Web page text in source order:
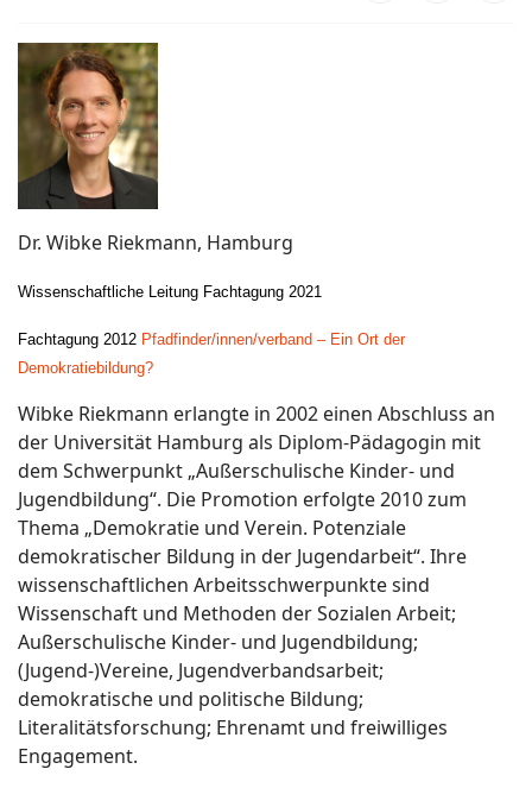
Dr. Wibke Riekmann, Hamburg
Wissenschaftliche Leitung Fachtagung 2021
Fachtagung 2012 Pfadfinder/innen/verband – Ein Ort der
Demokratiebildung?
Wibke Riekmann erlangte in 2002 einen Abschluss an
der Universität Hamburg als Diplom-Pädagogin mit
dem Schwerpunkt „Außerschulische Kinder- und
Jugendbildung“. Die Promotion erfolgte 2010 zum
Thema „Demokratie und Verein. Potenziale
demokratischer Bildung in der Jugendarbeit“. Ihre
wissenschaftlichen Arbeitsschwerpunkte sind
Wissenschaft und Methoden der Sozialen Arbeit;
Außerschulische Kinder- und Jugendbildung;
(Jugend-)Vereine, Jugendverbandsarbeit;
demokratische und politische Bildung;
Literalitätsforschung; Ehrenamt und freiwilliges
Engagement.